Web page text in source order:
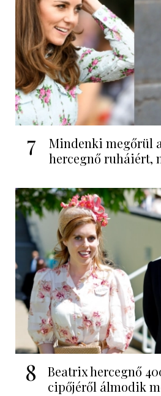
7
Mindenki megőrül a
hercegnő ruháiért,
8
Beatrix hercegnő
cipőjéről álmodik